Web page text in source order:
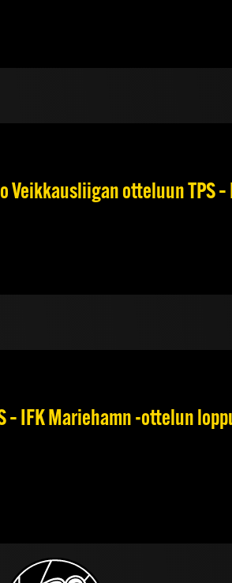
Veikkausliigan otteluun TPS
– IFK Mariehamn -ottelun